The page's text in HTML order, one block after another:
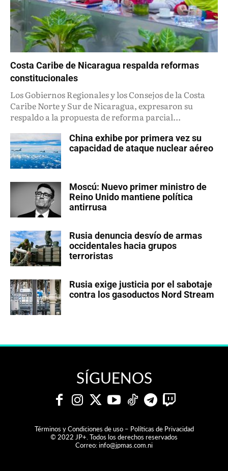
Costa Caribe de Nicaragua respalda reformas
constitucionales
Los Gobiernos Regionales y los Consejos de la Costa
Caribe Norte y Sur de Nicaragua, expresaron su
respaldo a la propuesta de reforma parcial...
China exhibe por primera vez su
capacidad de ataque nuclear aéreo
Moscú: Nuevo primer ministro de
Reino Unido mantiene política
antirrusa
Rusia denuncia desvío de armas
occidentales hacia grupos
terroristas
Rusia exige justicia por el sabotaje
contra los gasoductos Nord Stream
SÍGUENOS
Términos y Condiciones de uso – Políticas de Privacidad
© 2022 JP+. Todos los derechos reservados
Correo:info@jpmas.com.ni